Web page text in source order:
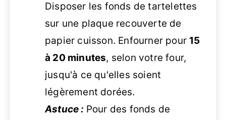
Disposer les fonds de tartelettes
sur une plaque recouverte de
papier cuisson. Enfourner pour 15
à 20 minutes, selon votre four,
jusqu'à ce qu'elles soient
légèrement dorées.
Astuce : Pour des fonds de